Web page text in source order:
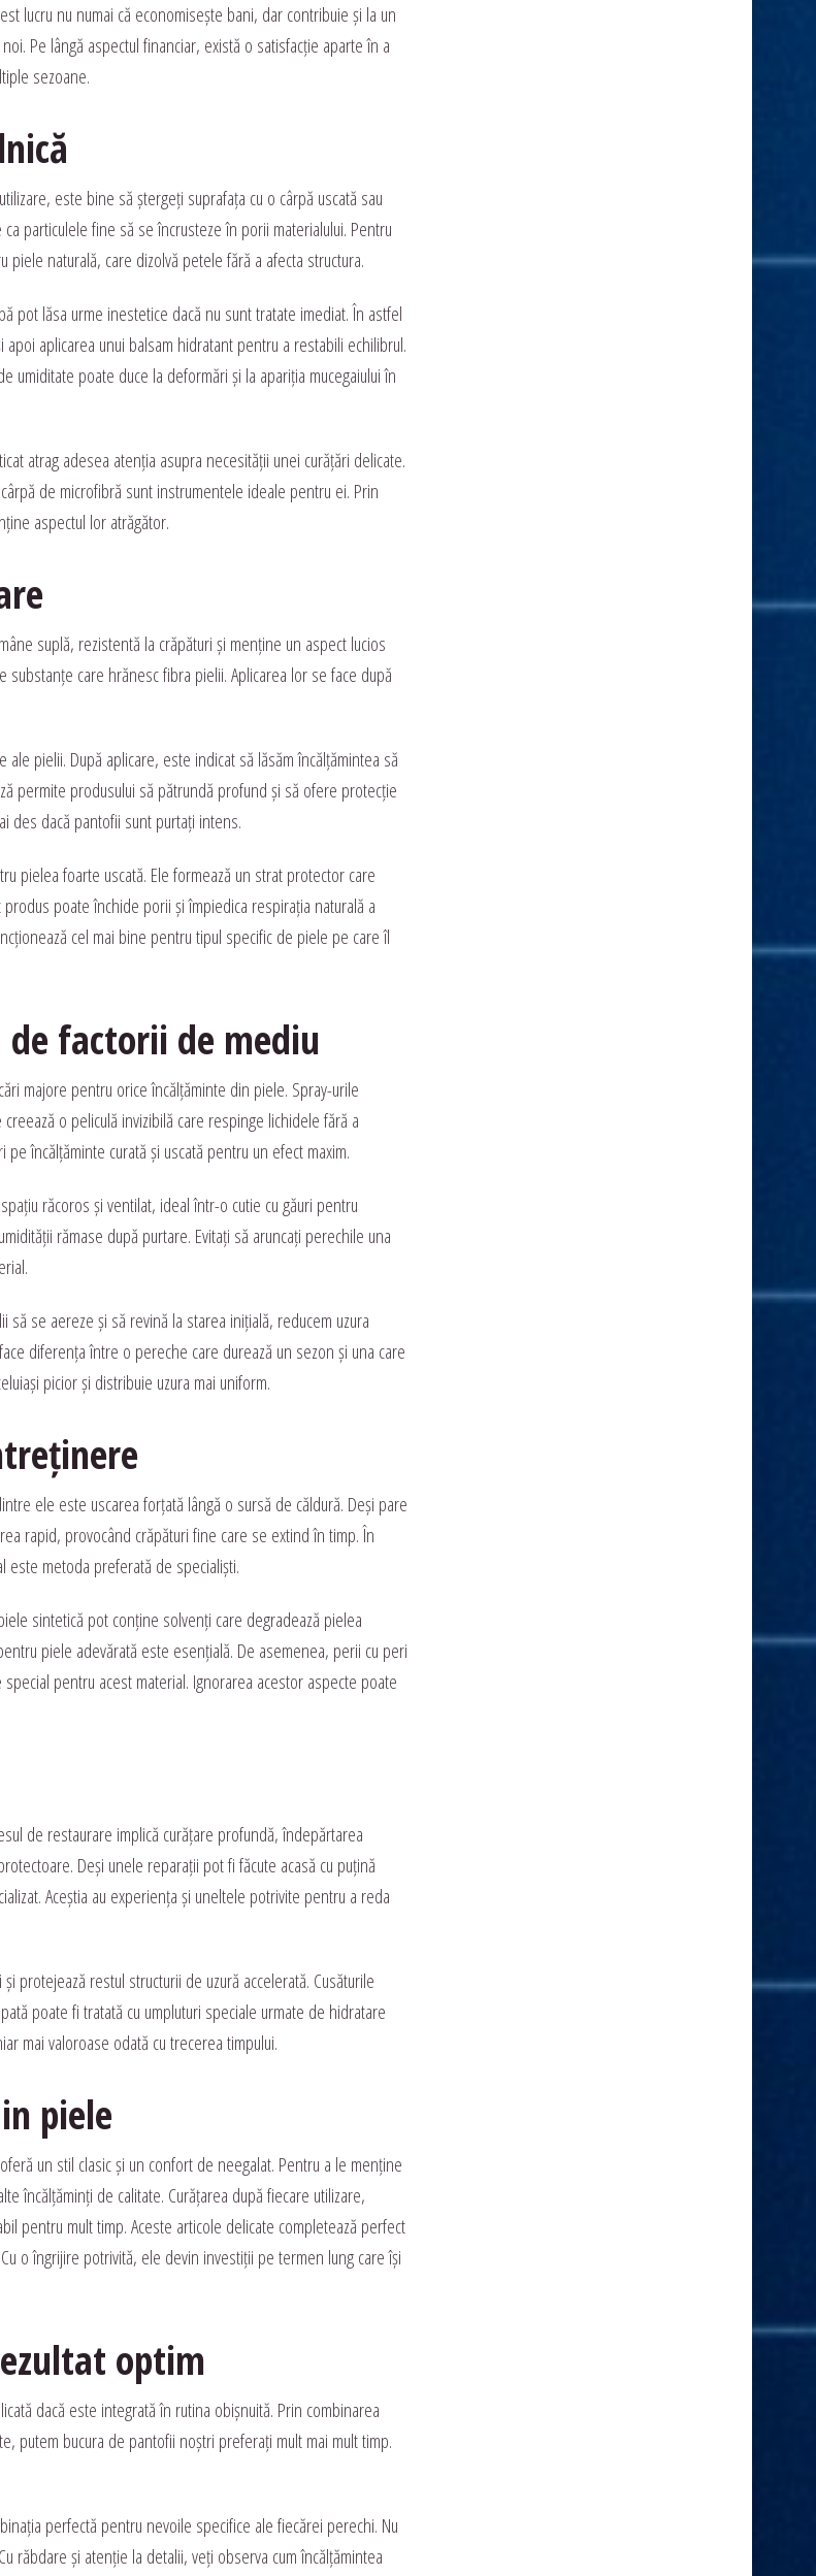
lucru nu numai că economisește bani, dar contribuie și la un
Pe lângă aspectul financiar, există o satisfacție aparte în a
sezoane.
este bine să ștergeți suprafața cu o cârpă uscată sau
particulele fine să se încrusteze în porii materialului. Pentru
naturală, care dizolvă petele fără a afecta structura.
pot lăsa urme inestetice dacă nu sunt tratate imediat. În astfel
aplicarea unui balsam hidratant pentru a restabili echilibrul.
umiditate poate duce la deformări și la apariția mucegaiului în
atrag adesea atenția asupra necesității unei curățări delicate.
de microfibră sunt instrumentele ideale pentru ei. Prin
aspectul lor atrăgător.
suplă, rezistentă la crăpături și menține un aspect lucios
care hrănesc fibra pielii. Aplicarea lor se face după
pielii. După aplicare, este indicat să lăsăm încălțămintea să
permite produsului să pătrundă profund și să ofere protecție
des dacă pantofii sunt purtați intens.
pielea foarte uscată. Ele formează un strat protector care
poate închide porii și împiedica respirația naturală a
cel mai bine pentru tipul specific de piele pe care îl
factorii de mediu
majore pentru orice încălțăminte din piele. Spray-urile
o peliculă invizibilă care respinge lichidele fără a
încălțăminte curată și uscată pentru un efect maxim.
răcoros și ventilat, ideal într-o cutie cu găuri pentru
rămase după purtare. Evitați să aruncați perechile una
se aereze și să revină la starea inițială, reducem uzura
diferența între o pereche care durează un sezon și una care
picior și distribuie uzura mai uniform.
ele este uscarea forțată lângă o sursă de căldură. Deși pare
rapid, provocând crăpături fine care se extind în timp. În
este metoda preferată de specialiști.
sintetică pot conține solvenți care degradează pielea
piele adevărată este esențială. De asemenea, perii cu peri
pentru acest material. Ignorarea acestor aspecte poate
de restaurare implică curățare profundă, îndepărtarea
Deși unele reparații pot fi făcute acasă cu puțină
Aceștia au experiența și uneltele potrivite pentru a reda
protejează restul structurii de uzură accelerată. Cusăturile
poate fi tratată cu umpluturi speciale urmate de hidratare
mai valoroase odată cu trecerea timpului.
piele
un stil clasic și un confort de neegalat. Pentru a le menține
încălțăminți de calitate. Curățarea după fiecare utilizare,
pentru mult timp. Aceste articole delicate completează perfect
o îngrijire potrivită, ele devin investiții pe termen lung care își
optim
dacă este integrată în rutina obișnuită. Prin combinarea
putem bucura de pantofii noștri preferați mult mai mult timp.
perfectă pentru nevoile specifice ale fiecărei perechi. Nu
răbdare și atenție la detalii, veți observa cum încălțămintea